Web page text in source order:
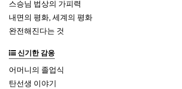
스승님 법상의 가피력
내면의 평화, 세계의 평화
완전해진다는 것
신기한 감응
어머니의 졸업식
탄선생 이야기